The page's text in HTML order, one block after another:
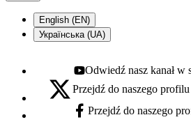
English (EN)
Українська (UA)
Youtube - otwiera się w nowej
Odwiedź nasz kanał w
X - otwiera się w nowej karcie
Przejdź do naszego
Facebook - otwiera się w nowej
Przejdź do naszego